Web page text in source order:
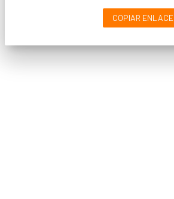
COPIAR ENLACE